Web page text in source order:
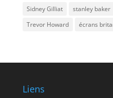
Sidney Gilliat
stanley baker
Trevor Howard
écrans
Liens